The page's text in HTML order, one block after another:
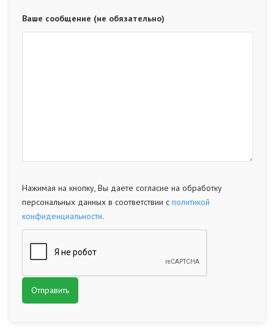
Ваше сообщение (не обязательно)
Нажимая на кнопку, Вы даете согласие на обработку
персональных данных в соответствии с политикой
конфиденциальности.